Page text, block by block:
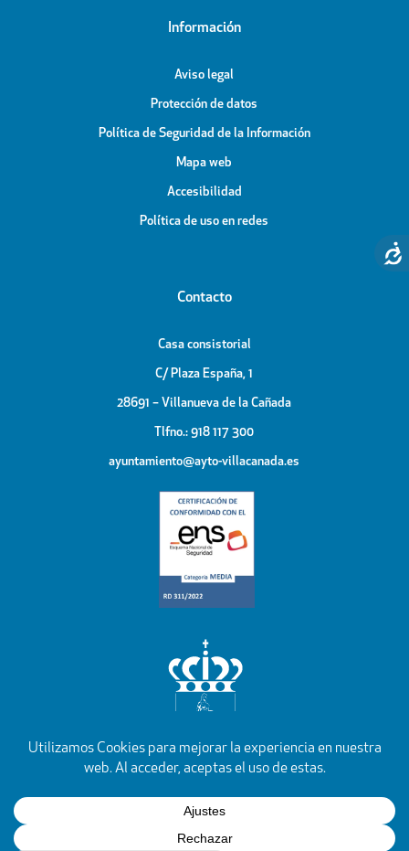
Información
Aviso legal
Protección de datos
Política de Seguridad de la Información
Mapa web
Accesibilidad
Política de uso en redes
Contacto
Casa consistorial
C/ Plaza España, 1
28691 – Villanueva de la Cañada
Tlfno.: 918 117 300
ayuntamiento@ayto-villacanada.es
YouTubeFacebookInstagram